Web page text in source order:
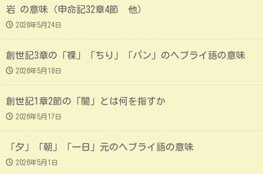
岩 の意味（申命記32章4節 他）
2026年5月24日
創世記3章の「裸」「ちり」「パン」のヘブライ語の意味
2026年5月18日
創世記1章2節の「闇」とは何を指すか
2026年5月17日
「夕」「朝」「一日」元のヘブライ語の意味
2026年5月1日